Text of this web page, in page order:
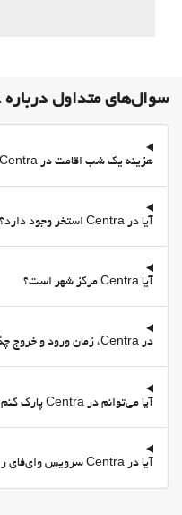
سوال‌های متداول درباره Centra
هزینه یک شب اقامت در Centra از طریق Destinia چقدر است؟
آیا در Centra استخر وجود دارد؟
آیا Centra مرکز شهر است؟
در Centra، زمان ورود و خروج چگونه است؟
آیا می‌توانم در Centra پارک کنم؟ آیا پارکینگ دارد؟
آیا در Centra سرویس وای‌فای رایگان هست؟